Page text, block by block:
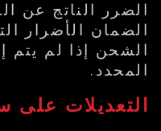
الضرر الناتج عن
الضمان الأضرار
الشحن إذا لم يتم
المحدد.
التعديلات